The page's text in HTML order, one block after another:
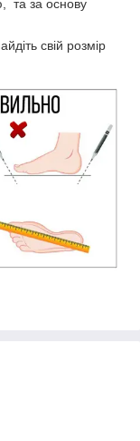
та за основу
свій розмір